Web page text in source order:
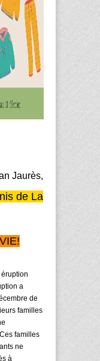
Jaurès,
de La
a
de
familles
familles
ne
à